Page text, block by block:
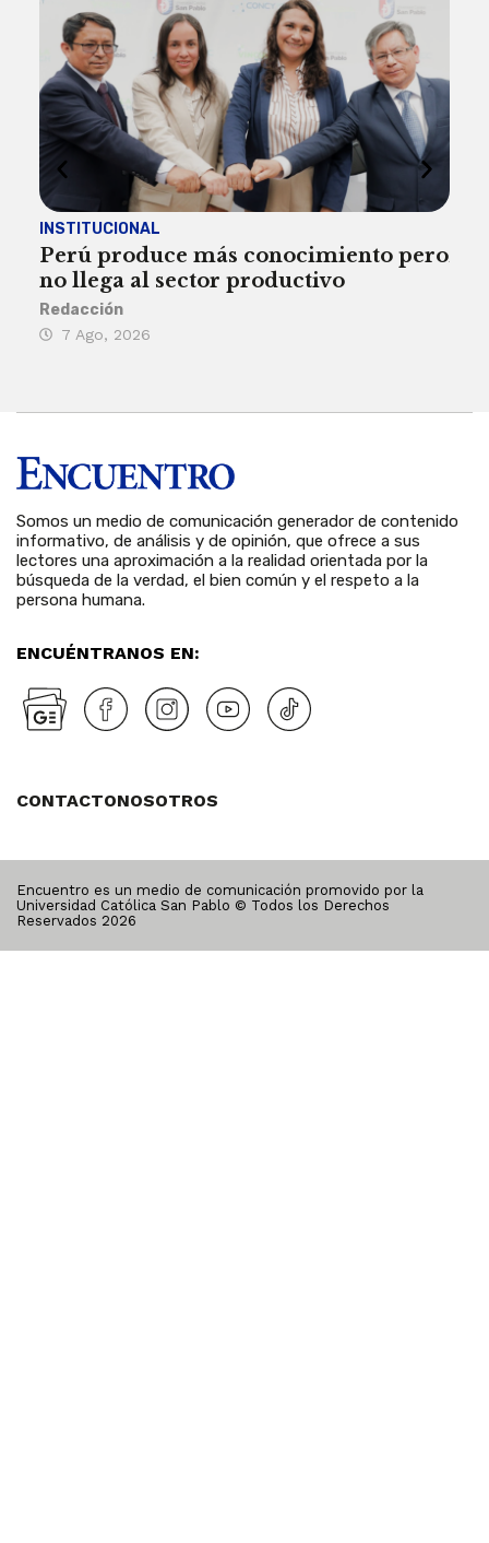
INSTITUCIONAL
Perú produce más conocimiento pero
no llega al sector productivo
Redacción
7 Ago, 2026
Somos un medio de comunicación generador de contenido
informativo, de análisis y de opinión, que ofrece a sus
lectores una aproximación a la realidad orientada por la
búsqueda de la verdad, el bien común y el respeto a la
persona humana.
ENCUÉNTRANOS EN:
CONTACTONOSOTROS
Encuentro es un medio de comunicación promovido por la
Universidad Católica San Pablo © Todos los Derechos
Reservados 2026